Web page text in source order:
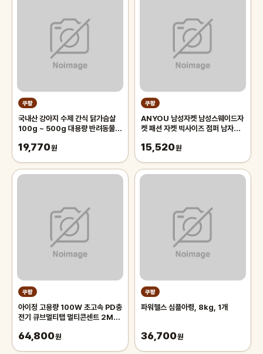
쿠팡
국내산 강아지 수제 간식 닭가슴살
100g ~ 500g 대용량 반려동물
개
19,770원
쿠팡
ANYOU 남성자켓 남성스웨이드자
켓 패션 자켓 빅사이즈 점퍼 남자자
15,520원
쿠팡
아이정 고용량 100W 초고속 PD충
전기 큐브멀티탭 멀티콘센트 2M,
64,800원
쿠팡
파워헬스 심플아령, 8kg, 1개
36,700원